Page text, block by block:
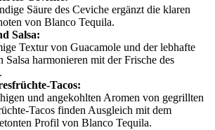
Säure des Ceviche ergänzt die klaren
von Blanco Tequila.
Salsa:
Textur von Guacamole und der lebhafte
harmonieren mit der Frische des
Tacos:
und angekohlten Aromen von gegrillten
Tacos finden Ausgleich mit dem
Profil von Blanco Tequila.